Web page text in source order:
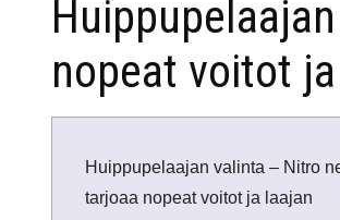
nopeat voitot
Huippupelaajan valinta – Nitro
tarjoaa nopeat voitot ja laajan